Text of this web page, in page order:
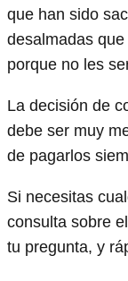
que han sido
desalmadas
porque no les
La decisión de
debe ser muy
de pagarlos
Si necesitas
consulta sobre
tu pregunta, y